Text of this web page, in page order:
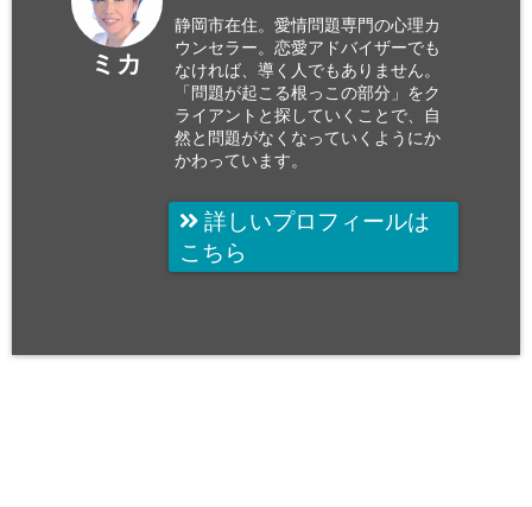
ミカ
静岡市在住。愛情問題専門の心理カ
ウンセラー。恋愛アドバイザーでも
なければ、導く人でもありません。
「問題が起こる根っこの部分」をク
ライアントと探していくことで、自
然と問題がなくなっていくようにか
かわっています。
詳しいプロフィールは
こちら